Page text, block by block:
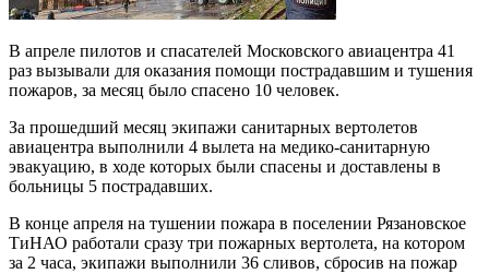
В апреле пилотов и спасателей Московского авиацентра 41
раз вызывали для оказания помощи пострадавшим и тушения
пожаров, за месяц было спасено 10 человек.
За прошедший месяц экипажи санитарных вертолетов
авиацентра выполнили 4 вылета на медико-санитарную
эвакуацию, в ходе которых были спасены и доставлены в
больницы 5 пострадавших.
В конце апреля на тушении пожара в поселении Рязановское
ТиНАО работали сразу три пожарных вертолета, на котором
за 2 часа, экипажи выполнили 36 сливов, сбросив на пожар